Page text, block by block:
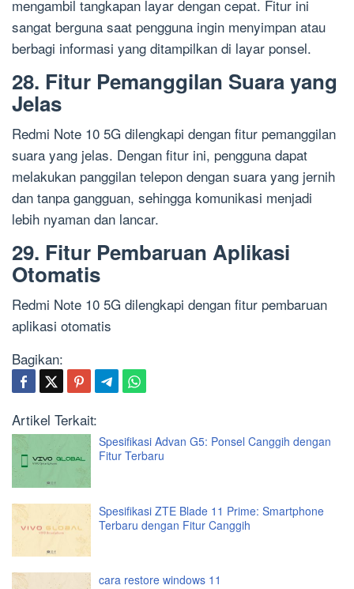
mengambil tangkapan layar dengan cepat. Fitur ini
sangat berguna saat pengguna ingin menyimpan atau
berbagi informasi yang ditampilkan di layar ponsel.
28. Fitur Pemanggilan Suara yang
Jelas
Redmi Note 10 5G dilengkapi dengan fitur pemanggilan
suara yang jelas. Dengan fitur ini, pengguna dapat
melakukan panggilan telepon dengan suara yang jernih
dan tanpa gangguan, sehingga komunikasi menjadi
lebih nyaman dan lancar.
29. Fitur Pembaruan Aplikasi
Otomatis
Redmi Note 10 5G dilengkapi dengan fitur pembaruan
aplikasi otomatis
Bagikan:
Artikel Terkait:
Spesifikasi Advan G5: Ponsel Canggih dengan
Fitur Terbaru
Spesifikasi ZTE Blade 11 Prime: Smartphone
Terbaru dengan Fitur Canggih
cara restore windows 11